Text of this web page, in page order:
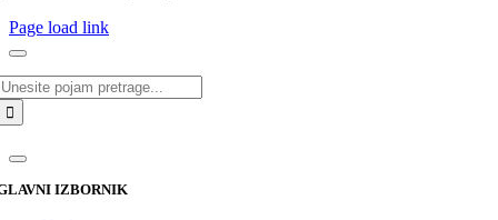
Page load link
IZBORNIK